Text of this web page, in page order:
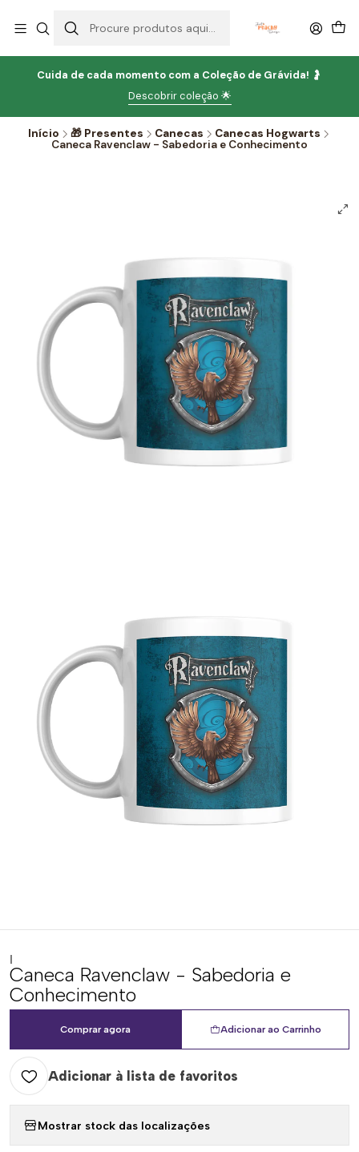
Cuida de cada momento com a Coleção de Grávida! 🤰
Descobrir coleção 🌟
Início 🎁 Presentes Canecas
Canecas Hogwarts
Caneca Ravenclaw - Sabedoria e Conhecimento
|
Caneca Ravenclaw - Sabedoria e
Conhecimento
Adicionar ao Carrinho
Comprar agora
Adicionar à lista de favoritos
Mostrar stock das localizações